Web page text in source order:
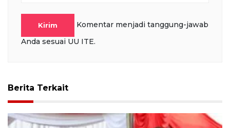
Kirim
Komentar menjadi tanggung-jawab
Anda sesuai UU ITE.
Berita Terkait